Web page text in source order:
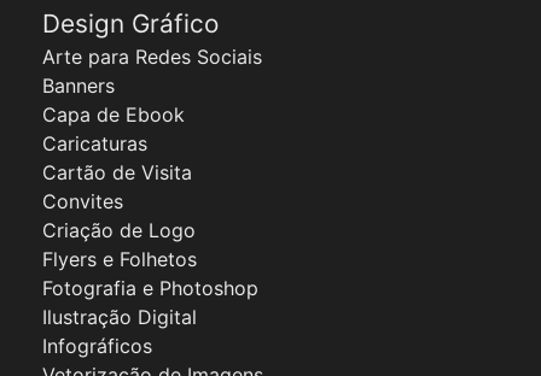
Design Gráfico
Arte para Redes Sociais
Banners
Capa de Ebook
Caricaturas
Cartão de Visita
Convites
Criação de Logo
Flyers e Folhetos
Fotografia e Photoshop
Ilustração Digital
Infográficos